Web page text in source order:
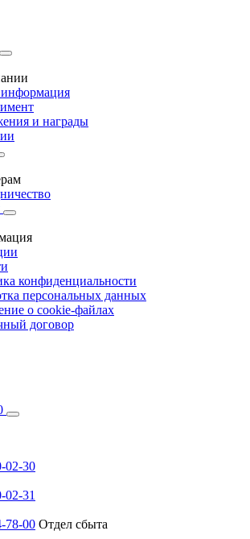
и награды
конфиденциальности
персональных данных
о cookie-файлах
договор
02-30
02-31
78-00 Отдел сбыта